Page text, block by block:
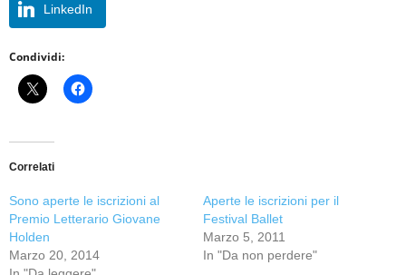
LinkedIn
Condividi:
Correlati
Sono aperte le iscrizioni al
Premio Letterario Giovane
Holden
Marzo 20, 2014
Aperte le iscrizioni per il
Festival Ballet
Marzo 5, 2011
In "Da non perdere"